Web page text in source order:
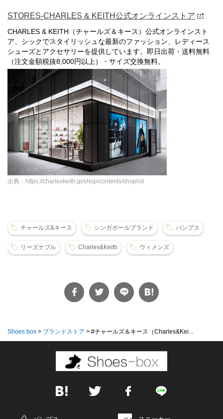
STORES-CHARLES & KEITH公式オンラインストア
CHARLES & KEITH（チャールズ＆キース）公式オンラインスト
ア、シックでスタイリッシュな最新のファッション、レディース
シューズとアクセサリーを提供しています。即日出荷・送料無料
（注文金額税抜8,000円以上）・サイズ交換無料。
出典：https://charleskeith.jp/shop/contents/shoplist
チャールズ&キース シンガポールブランド パンプス
リーズナブル Charles&Keith ウィメンズ
Shoes box > ブランドストア > #‌チャールズ＆キース（Charles&Kei...